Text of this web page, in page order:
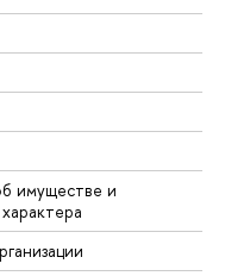
имуществе и